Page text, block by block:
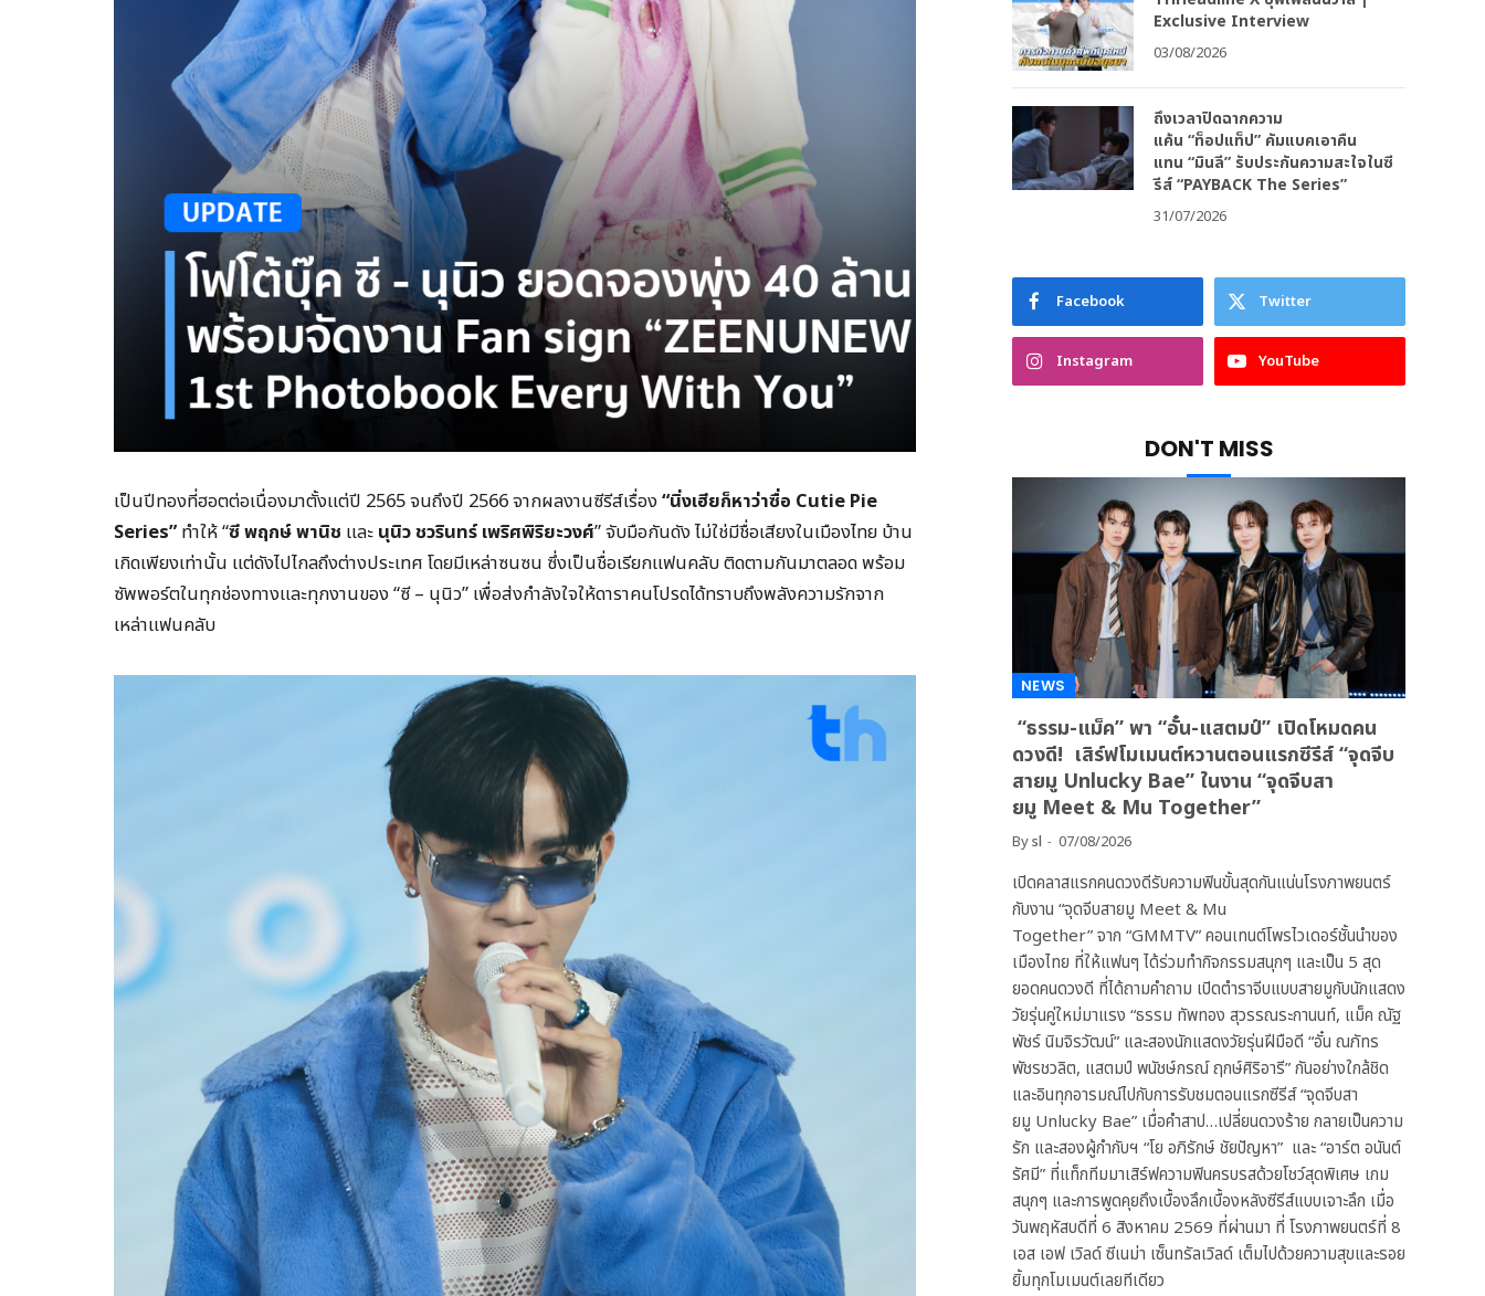
เป็นปีทองที่ฮอตต่อเนื่องมาตั้งแต่ปี 2565 จนถึงปี 2566 จากผลงานซีรีส์เรื่อง“นิ่งเฮียก็หาว่าซื่อ Cutie Pie
Series” ทำให้ “ซี พฤกษ์ พานิช และ นุนิว ชวรินทร์ เพริศพิริยะวงศ์” จับมือกันดัง ไม่ใช่มีชื่อเสียงในเมืองไทย บ้าน
เกิดเพียงเท่านั้น แต่ดังไปไกลถึงต่างประเทศ โดยมีเหล่าซนซน ซึ่งเป็นชื่อเรียกแฟนคลับ ติดตามกันมาตลอด พร้อม
ซัพพอร์ตในทุกช่องทางและทุกงานของ “ซี – นุนิว” เพื่อส่งกำลังใจให้ดาราคนโปรดได้ทราบถึงพลังความรักจาก
เหล่าแฟนคลับ
Exclusive Interview
03/08/2026
ถึงเวลาปิดฉากความ
แค้น “ท็อปแท็ป” คัมแบคเอาคืน
แทน “มินลี” รับประกันความสะใจในซี
รีส์ “PAYBACK The Series”
31/07/2026
Facebook Twitter
Instagram YouTube
DON'T MISS
NEWS
“ธรรม-แม็ค” พา “อั๋น-แสตมป์” เปิดโหมดคน
ดวงดี! เสิร์ฟโมเมนต์หวานตอนแรกซีรีส์ “จุดจีบ
สายมู Unlucky Bae” ในงาน “จุดจีบสา
ยมู Meet & Mu Together”
Bysl 07/08/2026
เปิดคลาสแรกคนดวงดีรับความฟินขั้นสุดกันแน่นโรงภาพยนตร์
กับงาน “จุดจีบสายมู Meet & Mu
Together” จาก “GMMTV” คอนเทนต์โพรไวเดอร์ชั้นนำของ
เมืองไทย ที่ให้แฟนๆ ได้ร่วมทำกิจกรรมสนุกๆ และเป็น 5 สุด
ยอดคนดวงดี ที่ได้ถามคำถาม เปิดตำราจีบแบบสายมูกับนักแสดง
วัยรุ่นคู่ใหม่มาแรง “ธรรม ทัพทอง สุวรรณระกานนท์, แม็ค ณัฐ
พัชร์ นิมจิรวัฒน์” และสองนักแสดงวัยรุ่นฝีมือดี “อั๋น ณภัทร
พัชรชวลิต, แสตมป์ พนัชษ์กรณ์ ฤกษ์ศิริอารี” กันอย่างใกล้ชิด
และอินทุกอารมณ์ไปกับการรับชมตอนแรกซีรีส์ “จุดจีบสา
ยมู Unlucky Bae” เมื่อคำสาป…เปลี่ยนดวงร้าย กลายเป็นความ
รัก และสองผู้กำกับฯ “โย อภิรักษ์ ชัยปัญหา” และ “อาร์ต อนันต์
รัศมี” ที่แท็กทีมมาเสิร์ฟความฟินครบรสด้วยโชว์สุดพิเศษ เกม
สนุกๆ และการพูดคุยถึงเบื้องลึกเบื้องหลังซีรีส์แบบเจาะลึก เมื่อ
วันพฤหัสบดีที่ 6 สิงหาคม 2569 ที่ผ่านมา ที่ โรงภาพยนตร์ที่ 8
เอส เอฟ เวิลด์ ซีเนม่า เซ็นทรัลเวิลด์ เต็มไปด้วยความสุขและรอย
ยิ้มทุกโมเมนต์เลยทีเดียว